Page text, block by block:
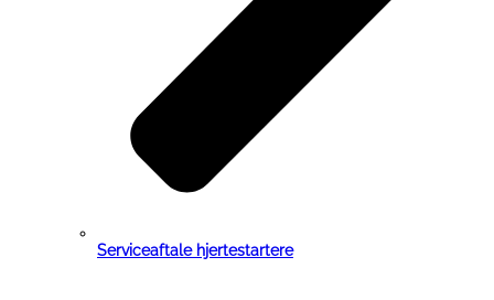
Serviceaftale hjertestartere